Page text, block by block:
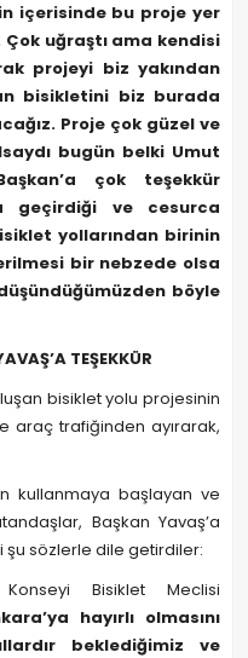
içerisinde bu proje yer
uğraştı ama kendisi
projeyi biz yakından
bisikletini biz burada
Proje çok güzel ve
bugün belki Umut
çok teşekkür
geçirdiği ve cesurca
yollarından birinin
bir nebzede olsa
böyle
TEŞEKKÜR
bisiklet yolu projesinin
araç trafiğinden ayırarak,
kullanmaya başlayan ve
Başkan Yavaş’a
sözlerle dile getirdiler:
Bisiklet Meclisi
hayırlı olmasını
beklediğimiz ve